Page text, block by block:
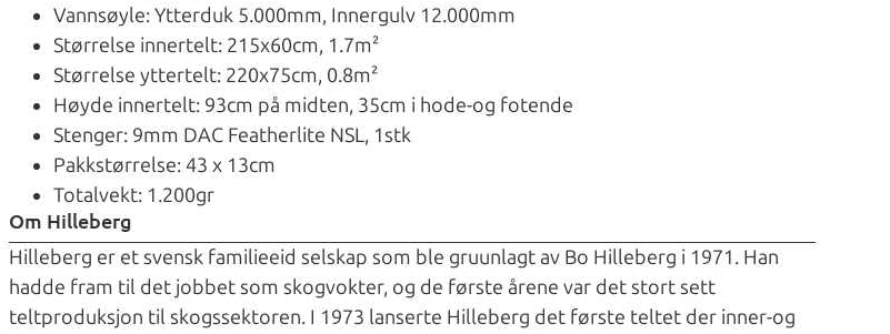
Vannsøyle: Ytterduk 5.000mm, Innergulv 12.000mm
Størrelse innertelt: 215x60cm, 1.7m²
Størrelse yttertelt: 220x75cm, 0.8m²
Høyde innertelt: 93cm på midten, 35cm i hode-og fotende
Stenger: 9mm DAC Featherlite NSL, 1stk
Pakkstørrelse: 43 x 13cm
Totalvekt: 1.200gr
Om Hilleberg
Hilleberg er et svensk familieeid selskap som ble gruunlagt av Bo Hilleberg i 1971. Han
hadde fram til det jobbet som skogvokter, og de første årene var det stort sett
teltproduksjon til skogssektoren. I 1973 lanserte Hilleberg det første teltet der inner-og